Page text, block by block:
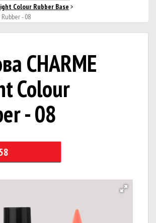
Colour Rubber Base >
- 08
CHARME
Colour
- 08